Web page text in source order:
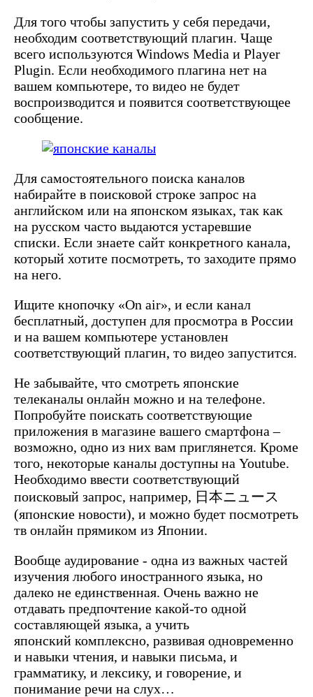
Для того чтобы запустить у себя передачи,
необходим соответствующий плагин. Чаще
всего используются Windows Media и Player
Plugin. Если необходимого плагина нет на
вашем компьютере, то видео не будет
воспроизводится и появится соответствующее
сообщение.
Для самостоятельного поиска каналов
набирайте в поисковой строке запрос на
английском или на японском языках, так как
на русском часто выдаются устаревшие
списки. Если знаете сайт конкретного канала,
который хотите посмотреть, то заходите прямо
на него.
Ищите кнопочку «On air», и если канал
бесплатный, доступен для просмотра в России
и на вашем компьютере установлен
соответствующий плагин, то видео запустится.
Не забывайте, что смотреть японские
телеканалы онлайн можно и на телефоне.
Попробуйте поискать соответствующие
приложения в магазине вашего смартфона –
возможно, одно из них вам приглянется. Кроме
того, некоторые каналы доступны на Youtube.
Необходимо ввести соответствующий
поисковый запрос, например, 日本ニュース
(японские новости), и можно будет посмотреть
тв онлайн прямиком из Японии.
Вообще аудирование - одна из важных частей
изучения любого иностранного языка, но
далеко не единственная. Очень важно не
отдавать предпочтение какой-то одной
составляющей языка, а учить
японский комплексно, развивая одновременно
и навыки чтения, и навыки письма, и
грамматику, и лексику, и говорение, и
понимание речи на слух…